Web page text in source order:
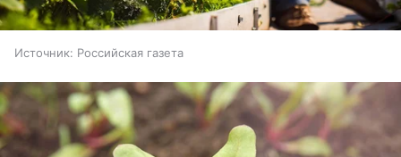
Источник: Российская газета